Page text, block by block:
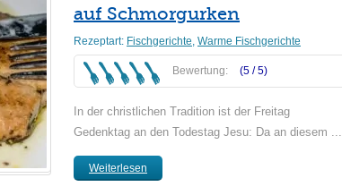
auf Schmorgurken
Rezeptart: Fischgerichte, Warme Fischgerichte
Bewertung: (5 /5)
In der christlichen Tradition ist der Freitag
Gedenktag an den Todestag Jesu: Da an diesem ...
Weiterlesen